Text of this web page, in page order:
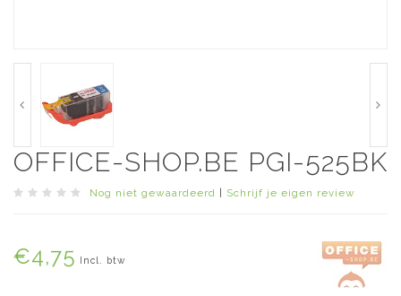
OFFICE-SHOP.BE PGI-525BK
Nog niet gewaardeerd Schrijf je eigen review
€4,75 Incl. btw